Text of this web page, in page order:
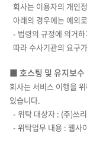
회사는 이용자의 개인
아래의 경우에는 예외
- 법령의 규정에 의거
따라 수사기관의 요구
■ 호스팅 및 유지보수
회사는 서비스 이행을
있습니다.
- 위탁 대상자 : (주)쓰
- 위탁업무 내용 : 웹사